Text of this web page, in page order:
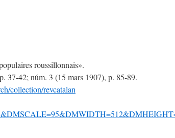
roussillonnais».
37-42; núm. 3 (15 mars 1907), p. 85-89.
collection/revcatalan